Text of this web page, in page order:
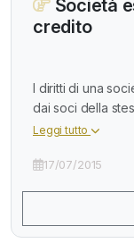
Società
credito
I diritti di una
dai soci della
Leggi tutto
17/07/2015